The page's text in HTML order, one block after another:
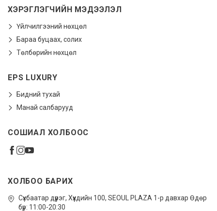
ХЭРЭГЛЭГЧИЙН МЭДЭЭЛЭЛ
Үйлчилгээний нөхцөл
Бараа буцаах, солих
Төлбөрийн нөхцөл
EPS LUXURY
Бидний тухай
Манай салбарууд
СОШИАЛ ХОЛБООС
ХОЛБОО БАРИХ
Сүхбаатар дүүрэг, Xүүхдийн 100, SEOUL PLAZA 1-р давхар Өдөр
бүр: 11:00-20:30